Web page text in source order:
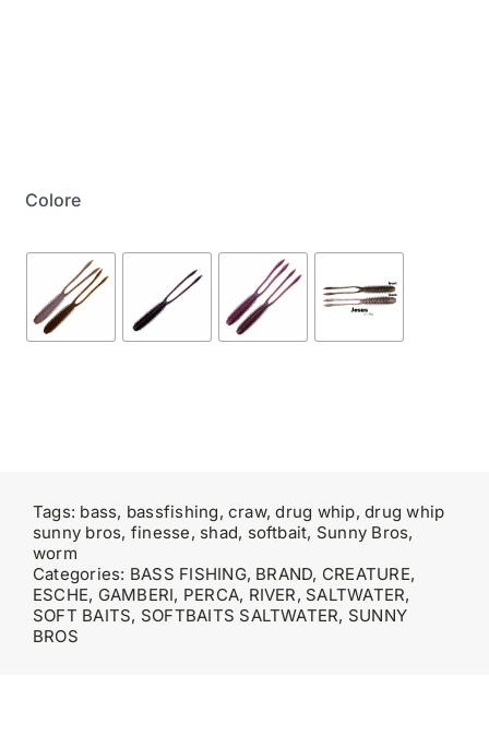
Colore
Tags: bass, bassfishing,craw,drug whip,drug whip
sunny bros, finesse, shad, softbait, Sunny Bros,
worm
Categories: BASS FISHING, BRAND, CREATURE,
ESCHE, GAMBERI, PERCA, RIVER, SALTWATER,
SOFT BAITS, SOFTBAITS SALTWATER, SUNNY
BROS